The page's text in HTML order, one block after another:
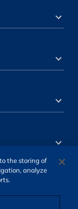
the storing of
analyze